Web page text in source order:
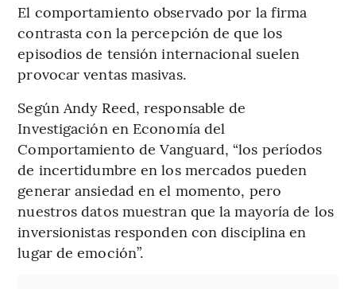
El comportamiento observado por la firma
contrasta con la percepción de que los
episodios de tensión internacional suelen
provocar ventas masivas.
Según Andy Reed, responsable de
Investigación en Economía del
Comportamiento de Vanguard, “los períodos
de incertidumbre en los mercados pueden
generar ansiedad en el momento, pero
nuestros datos muestran que la mayoría de los
inversionistas responden con disciplina en
lugar de emoción”.